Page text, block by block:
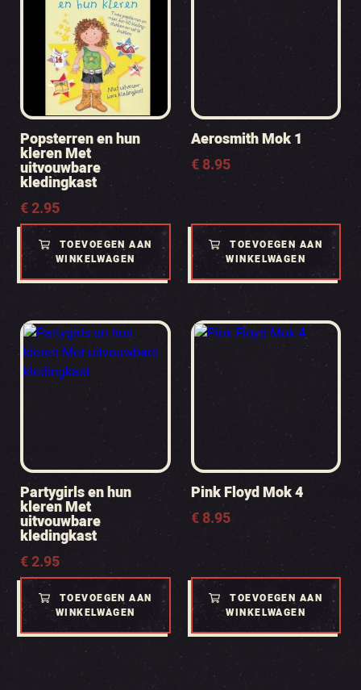
Popsterren en hun
kleren Met
uitvouwbare
kledingkast
€2.95
TOEVOEGEN AAN
WINKELWAGEN
Aerosmith Mok 1
€8.95
TOEVOEGEN AAN
WINKELWAGEN
Partygirls en hun
kleren Met
uitvouwbare
kledingkast
€2.95
TOEVOEGEN AAN
WINKELWAGEN
Pink Floyd Mok 4
€8.95
TOEVOEGEN AAN
WINKELWAGEN